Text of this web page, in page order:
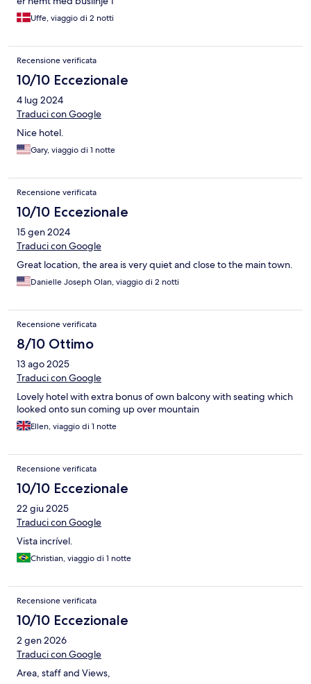
Uffe, viaggio di 2 notti
Recensione verificata
10/10 Eccezionale
4 lug 2024
Traduci con Google
Nice hotel.
Gary, viaggio di 1 notte
Recensione verificata
10/10 Eccezionale
15 gen 2024
Traduci con Google
Great location, the area is very quiet and close to the main town.
Danielle Joseph Olan, viaggio di 2 notti
Recensione verificata
8/10 Ottimo
13 ago 2025
Traduci con Google
Lovely hotel with extra bonus of own balcony with seating which
looked onto sun coming up over mountain
Ellen, viaggio di 1 notte
Recensione verificata
10/10 Eccezionale
22 giu 2025
Traduci con Google
Vista incrível.
Christian, viaggio di 1 notte
Recensione verificata
10/10 Eccezionale
2 gen 2026
Traduci con Google
Area, staff and Views,